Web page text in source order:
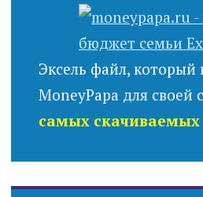
Эксель файл, который
MoneyPapa для своей
самых